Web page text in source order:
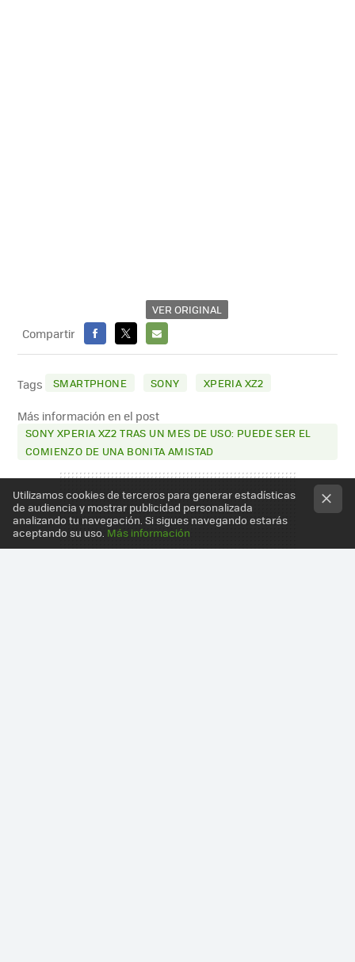
VER ORIGINAL
Compartir
FACEBOOK
X
E-
MAIL
Tags SMARTPHONE SONY XPERIA XZ2
Más información en el post
SONY XPERIA XZ2 TRAS UN MES DE USO: PUEDE SER EL
COMIENZO DE UNA BONITA AMISTAD
Utilizamos cookies de terceros para generar estadísticas
de audiencia y mostrar publicidad personalizada
analizando tu navegación. Si sigues navegando estarás
aceptando su uso. Más información